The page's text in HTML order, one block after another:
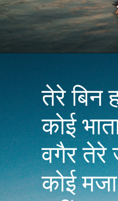
तेरे बिन
कोई
वगैर तेरे
कोई